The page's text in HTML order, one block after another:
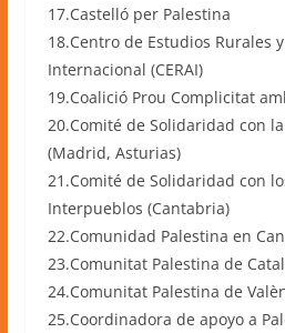
17.Castelló per Palestina
18.Centro de Estudios Rurales
Internacional (CERAI)
19.Coalició Prou Complicitat
20.Comité de Solidaridad con
(Madrid, Asturias)
21.Comité de Solidaridad con
Interpueblos (Cantabria)
22.Comunidad Palestina en
23.Comunitat Palestina de
24.Comunitat Palestina de
25.Coordinadora de apoyo a